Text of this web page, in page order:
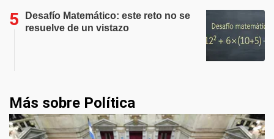
Desafío Matemático: este reto no se
resuelve de un vistazo
Más sobre Política